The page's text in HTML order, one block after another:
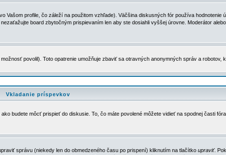
profile, čo záleží na použitom vzhľade). Väčšina diskusných fór používa
board zbytočným prispievaním len aby ste dosiahli vyššej úrovne. Moderátor
povolil). Toto opatrenie umožňuje zbaviť sa otravných anonymných správ a robotov,
Vkladanie príspevkov
budete môcť prispieť do diskusie. To, čo máte povolené môžete vidieť na spodnej časti
správu (niekedy len do obmedzeného času po prispení) kliknutím na tlačítko upraviť.